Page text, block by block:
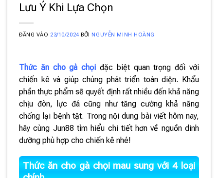
Lưu Ý Khi Lựa Chọn
ĐĂNG VÀO 23/10/2024 BỞI NGUYỄN MINH HOÀNG
Thức ăn cho gà chọi đặc biệt quan trọng đối với
chiến kê và giúp chúng phát triển toàn diện. Khẩu
phần thực phẩm sẽ quyết định rất nhiều đến khả năng
chịu đòn, lực đá cũng như tăng cường khả năng
chống lại bệnh tật. Trong nội dung bài viết hôm nay,
hãy cùng Jun88 tìm hiểu chi tiết hơn về nguồn dinh
dưỡng phù hợp cho chiến kê nhé!
Thức ăn cho gà chọi mau sung với 4 loại